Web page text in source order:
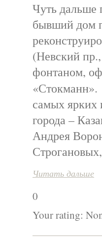
Чуть дальше
бывший дом
(Невский
фонтаном,
«Стокманн».
самых ярких
города –
Андрея
Читать дальше
0
Your rating: